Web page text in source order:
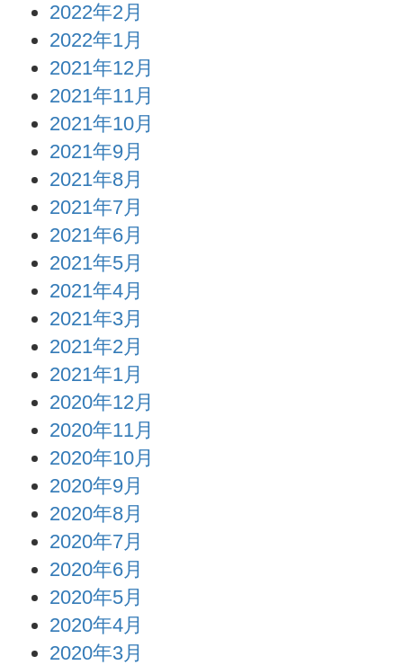
2022年2月
2022年1月
2021年12月
2021年11月
2021年10月
2021年9月
2021年8月
2021年7月
2021年6月
2021年5月
2021年4月
2021年3月
2021年2月
2021年1月
2020年12月
2020年11月
2020年10月
2020年9月
2020年8月
2020年7月
2020年6月
2020年5月
2020年4月
2020年3月